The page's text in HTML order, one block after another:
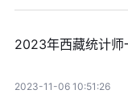
2023年西藏统计师
2023-11-06 10:51:26